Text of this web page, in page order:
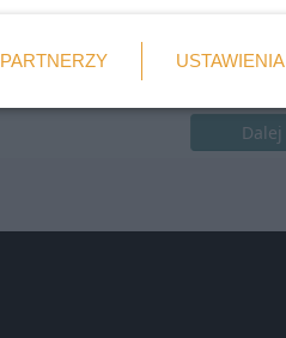
Weryfikacja
Wymagane
Dalej
PARTNERZY USTAWIENIA